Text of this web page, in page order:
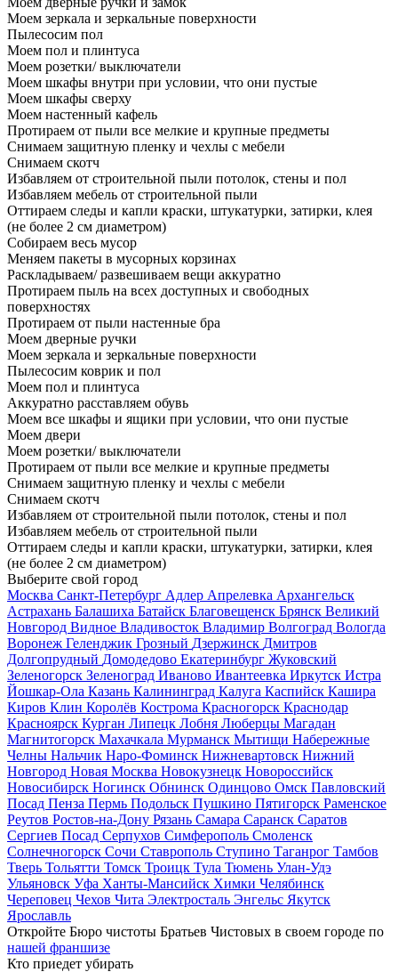
Моем зеркала и зеркальные поверхности
Пылесосим пол
Моем пол и плинтуса
Моем розетки/ выключатели
Моем шкафы внутри при условии, что они пустые
Моем шкафы сверху
Моем настенный кафель
Протираем от пыли все мелкие и крупные предметы
Снимаем защитную пленку и чехлы с мебели
Снимаем скотч
Избавляем от строительной пыли потолок, стены и пол
Избавляем мебель от строительной пыли
Оттираем следы и капли краски, штукатурки, затирки, клея
(не более 2 см диаметром)
Собираем весь мусор
Меняем пакеты в мусорных корзинах
Раскладываем/ развешиваем вещи аккуратно
Протираем пыль на всех доступных и свободных
поверхностях
Протираем от пыли настенные бра
Моем дверные ручки
Моем зеркала и зеркальные поверхности
Пылесосим коврик и пол
Моем пол и плинтуса
Аккуратно расставляем обувь
Моем все шкафы и ящики при условии, что они пустые
Моем двери
Моем розетки/ выключатели
Протираем от пыли все мелкие и крупные предметы
Снимаем защитную пленку и чехлы с мебели
Снимаем скотч
Избавляем от строительной пыли потолок, стены и пол
Избавляем мебель от строительной пыли
Оттираем следы и капли краски, штукатурки, затирки, клея
(не более 2 см диаметром)
Выберите свой город
Москва Санкт-Петербург Адлер Апрелевка Архангельск
Астрахань Балашиха Батайск Благовещенск Брянск Великий
Новгород Видное Владивосток Владимир Волгоград Вологда
Воронеж Геленджик Грозный Дзержинск Дмитров
Долгопрудный Домодедово Екатеринбург Жуковский
Зеленогорск Зеленоград Иваново Ивантеевка Иркутск Истра
Йошкар-Ола Казань Калининград Калуга Каспийск Кашира
Киров Клин Королёв Кострома Красногорск Краснодар
Красноярск Курган Липецк Лобня Люберцы Магадан
Магнитогорск Махачкала Мурманск Мытищи Набережные
Челны Нальчик Наро-Фоминск Нижневартовск Нижний
Новгород Новая Москва Новокузнецк Новороссийск
Новосибирск Ногинск Обнинск Одинцово Омск Павловский
Посад Пенза Пермь Подольск Пушкино Пятигорск Раменское
Реутов Ростов-на-Дону Рязань Самара Саранск Саратов
Сергиев Посад Серпухов Симферополь Смоленск
Солнечногорск Сочи Ставрополь Ступино Таганрог Тамбов
Тверь Тольятти Томск Троицк Тула Тюмень Улан-Удэ
Ульяновск Уфа Ханты-Мансийск Химки Челябинск
Череповец Чехов Чита Электросталь Энгельс Якутск
Ярославль
Откройте Бюро чистоты Братьев Чистовых в своем городе по
нашей франшизе
Кто приедет убирать